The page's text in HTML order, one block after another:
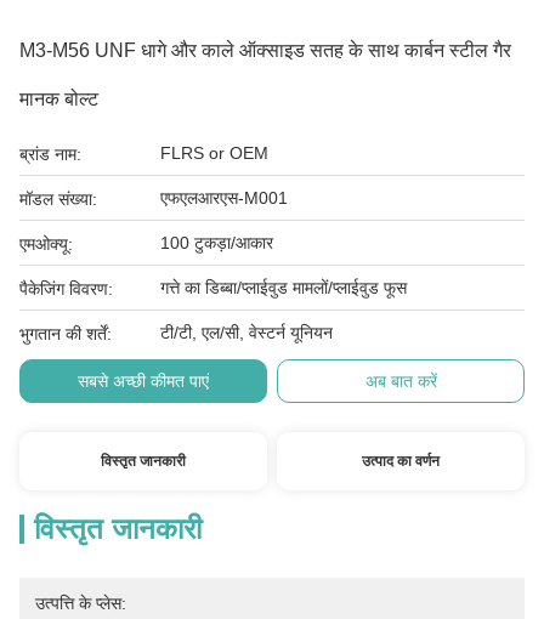
M3-M56 UNF धागे और काले ऑक्साइड सतह के साथ कार्बन स्टील गैर
मानक बोल्ट
ब्रांड नाम: FLRS or OEM
मॉडल संख्या: एफएलआरएस-M001
एमओक्यू: 100 टुकड़ा/आकार
पैकेजिंग विवरण: गत्ते का डिब्बा/प्लाईवुड मामलों/प्लाईवुड फूस
भुगतान की शर्तें: टी/टी, एल/सी, वेस्टर्न यूनियन
सबसे अच्छी कीमत पाएं अब बात करें
विस्तृत जानकारी उत्पाद का वर्णन
विस्तृत जानकारी
उत्पत्ति के प्लेस: